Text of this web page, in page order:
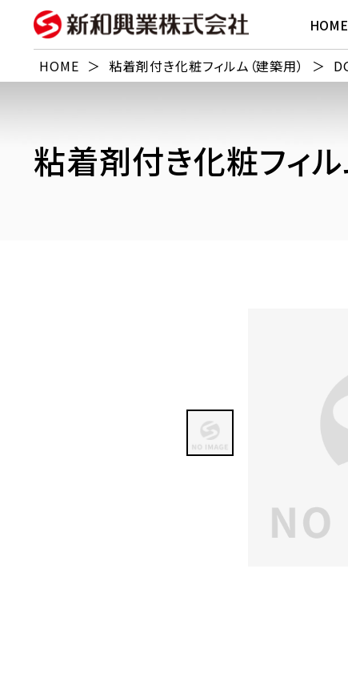
HOME
HOME ＞ 粘着剤付き化粧フィルム（建築用） ＞
粘着剤付き化粧フィル